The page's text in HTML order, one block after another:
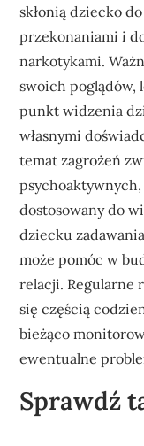
skłonią dziecko
przekonaniami i
narkotykami.
swoich poglądów,
punkt widzenia
własnymi
temat zagrożeń
dostosowany do
dziecku
może pomóc w
relacji. Regularne
się częścią
bieżąco
ewentualne
Sprawdź